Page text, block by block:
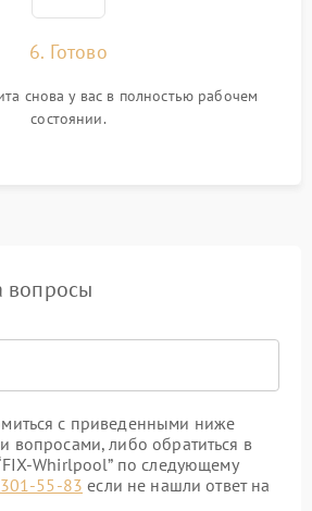
6. Готово
снова у вас в полностью рабочем
состоянии.
вопросы
с приведенными ниже
вопросами, либо обратиться в
Whirlpool” по следующему
55-83 если не нашли ответ на